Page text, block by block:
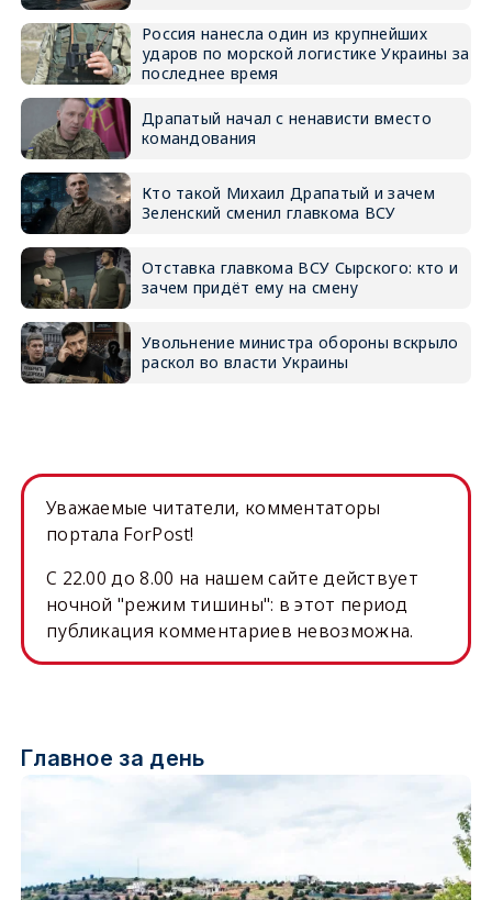
Россия нанесла один из крупнейших
ударов по морской логистике Украины за
последнее время
Драпатый начал с ненависти вместо
командования
Кто такой Михаил Драпатый и зачем
Зеленский сменил главкома ВСУ
Отставка главкома ВСУ Сырского: кто и
зачем придёт ему на смену
Увольнение министра обороны вскрыло
раскол во власти Украины
Уважаемые читатели, комментаторы
портала ForPost!
C 22.00 до 8.00 на нашем сайте действует
ночной "режим тишины": в этот период
публикация комментариев невозможна.
Главное за день